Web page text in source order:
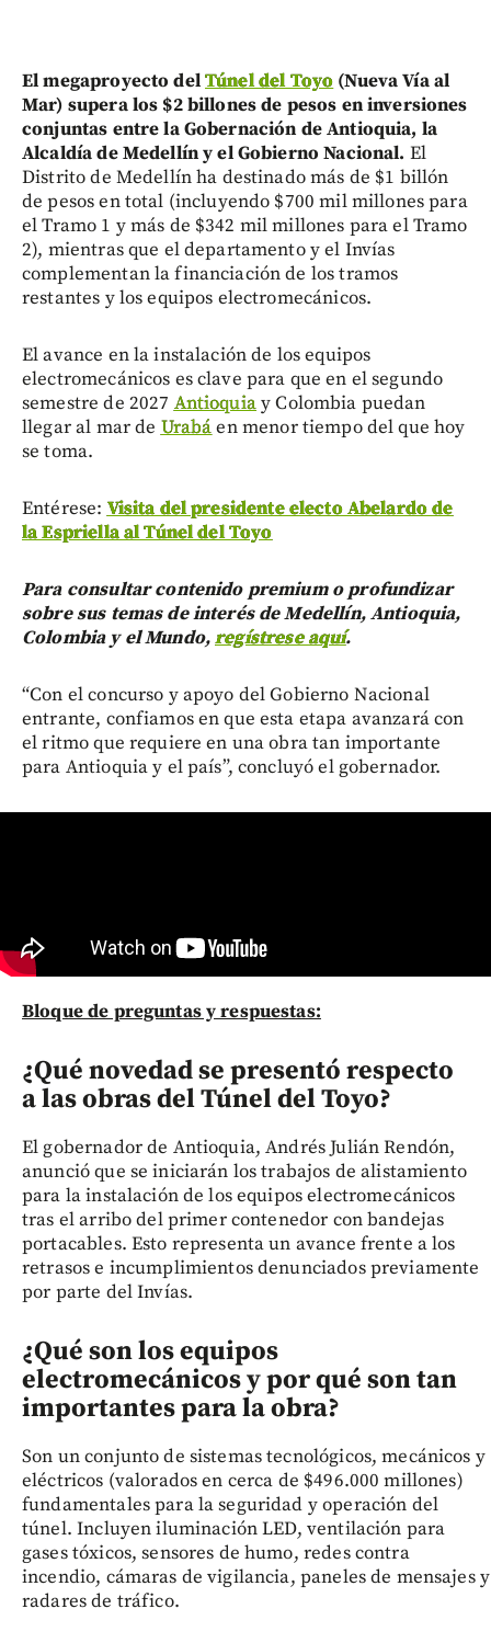
El megaproyecto delTúnel del Toyo (Nueva Vía al
Mar) supera los $2 billones de pesos en inversiones
conjuntas entre la Gobernación de Antioquia, la
Alcaldía de Medellín y el Gobierno Nacional. El
Distrito de Medellín ha destinado más de $1 billón
de pesos en total (incluyendo $700 mil millones para
el Tramo 1 y más de $342 mil millones para el Tramo
2), mientras que el departamento y el Invías
complementan la financiación de los tramos
restantes y los equipos electromecánicos.
El avance en la instalación de los equipos
electromecánicos es clave para que en el segundo
semestre de 2027 Antioquiay Colombia puedan
llegar al mar de Urabáen menor tiempo del que hoy
se toma.
Entérese: Visita del presidente electo Abelardo de
la Espriella al Túnel del Toyo
Para consultar contenido premium o profundizar
sobre sus temas de interés de Medellín, Antioquia,
Colombia y el Mundo,regístrese aquí.
“Con el concurso y apoyo del Gobierno Nacional
entrante, confiamos en que esta etapa avanzará con
el ritmo que requiere en una obra tan importante
para Antioquia y el país”, concluyó el gobernador.
Bloque de preguntas y respuestas:
¿Qué novedad se presentó respecto
a las obras del Túnel del Toyo?
El gobernador de Antioquia, Andrés Julián Rendón,
anunció que se iniciarán los trabajos de alistamiento
para la instalación de los equipos electromecánicos
tras el arribo del primer contenedor con bandejas
portacables. Esto representa un avance frente a los
retrasos e incumplimientos denunciados previamente
por parte del Invías.
¿Qué son los equipos
electromecánicos y por qué son tan
importantes para la obra?
Son un conjunto de sistemas tecnológicos, mecánicos y
eléctricos (valorados en cerca de $496.000 millones)
fundamentales para la seguridad y operación del
túnel. Incluyen iluminación LED, ventilación para
gases tóxicos, sensores de humo, redes contra
incendio, cámaras de vigilancia, paneles de mensajes y
radares de tráfico.